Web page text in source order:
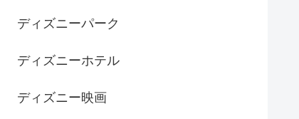
ディズニーパーク
ディズニーホテル
ディズニー映画